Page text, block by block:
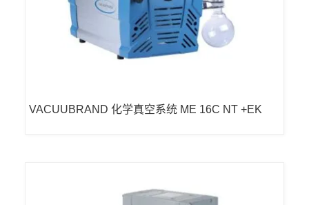
VACUUBRAND 化学真空系统 ME 16C NT +EK